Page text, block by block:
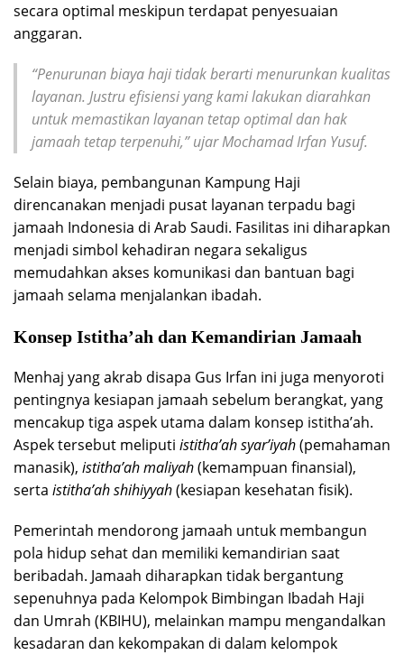
secara optimal meskipun terdapat penyesuaian
anggaran.
“Penurunan biaya haji tidak berarti menurunkan kualitas
layanan. Justru efisiensi yang kami lakukan diarahkan
untuk memastikan layanan tetap optimal dan hak
jamaah tetap terpenuhi,” ujar Mochamad Irfan Yusuf.
Selain biaya, pembangunan Kampung Haji
direncanakan menjadi pusat layanan terpadu bagi
jamaah Indonesia di Arab Saudi. Fasilitas ini diharapkan
menjadi simbol kehadiran negara sekaligus
memudahkan akses komunikasi dan bantuan bagi
jamaah selama menjalankan ibadah.
Konsep Istitha’ah dan Kemandirian Jamaah
Menhaj yang akrab disapa Gus Irfan ini juga menyoroti
pentingnya kesiapan jamaah sebelum berangkat, yang
mencakup tiga aspek utama dalam konsep istitha’ah.
Aspek tersebut meliputi istitha’ah syar’iyah(pemahaman
manasik), istitha’ah maliyah(kemampuan finansial),
serta istitha’ah shihiyyah(kesiapan kesehatan fisik).
Pemerintah mendorong jamaah untuk membangun
pola hidup sehat dan memiliki kemandirian saat
beribadah. Jamaah diharapkan tidak bergantung
sepenuhnya pada Kelompok Bimbingan Ibadah Haji
dan Umrah (KBIHU), melainkan mampu mengandalkan
kesadaran dan kekompakan di dalam kelompok